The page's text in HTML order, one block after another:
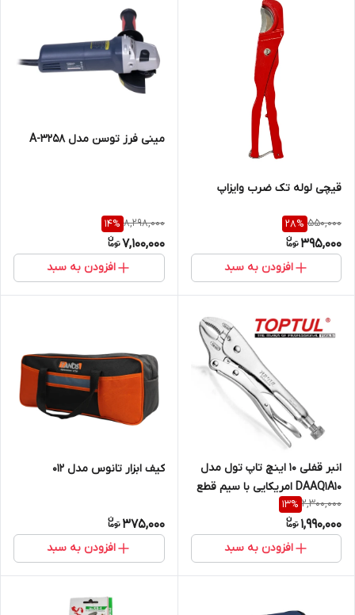
قیچی لوله تک ضرب وایزاپ
550,000
28%
395,000
افزودن به سبد
مینی فرز توسن مدل A-3258
8,298,000
14%
7,100,000
افزودن به سبد
انبر قفلی 10 اینچ تاپ تول مدل
DAAQ1A10 امریکایی با سیم قطع
کن
2,300,000
13%
1,990,000
افزودن به سبد
کیف ابزار تانوس مدل 012
375,000
افزودن به سبد